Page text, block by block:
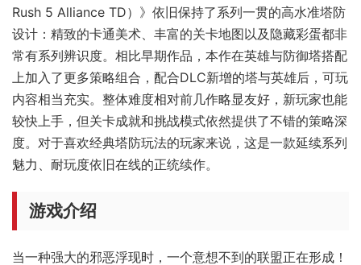
Rush 5 Alliance TD）》依旧保持了系列一贯的高水准塔防
设计：精致的卡通美术、丰富的关卡地图以及隐藏彩蛋都非
常有系列辨识度。相比早期作品，本作在英雄与防御塔搭配
上加入了更多策略组合，配合DLC新增的塔与英雄后，可玩
内容相当充实。整体难度相对前几作略显友好，新玩家也能
较快上手，但关卡成就和挑战模式依然提供了不错的策略深
度。对于喜欢经典塔防玩法的玩家来说，这是一款延续系列
魅力、耐玩度依旧在线的正统续作。
游戏介绍
当一种强大的邪恶浮现时，一个意想不到的联盟正在形成！